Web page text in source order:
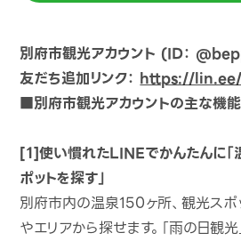
別府市観光アカウント (ID：
友だち追加リンク：https://
■別府市観光アカウントの主な機能
[１]使い慣れたLINEでかんたんに「
ポットを探す」
別府市内の温泉150ヶ所、観光スポ
やエリアから探せます。「雨の日観光